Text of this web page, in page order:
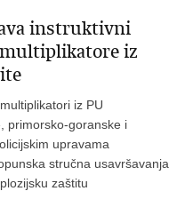
instruktivni
iz
iz PU
primorsko-goranske i
upravama
stručna usavršavanja
zaštitu